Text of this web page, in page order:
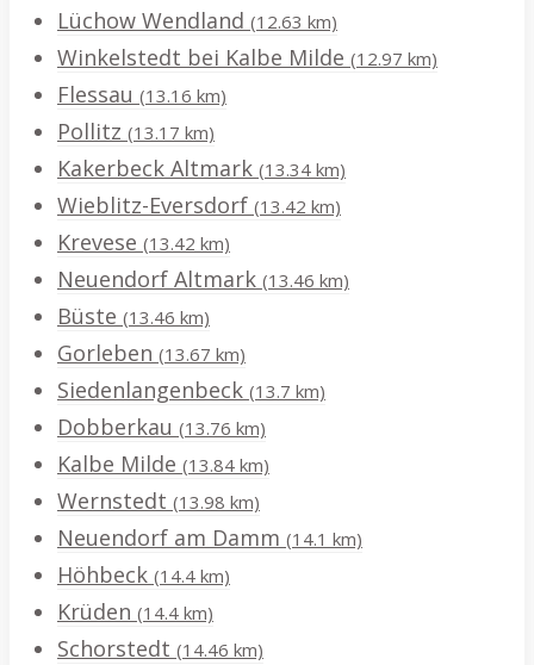
Lüchow Wendland (12.63 km)
Winkelstedt bei Kalbe Milde (12.97 km)
Flessau (13.16 km)
Pollitz (13.17 km)
Kakerbeck Altmark (13.34 km)
Wieblitz-Eversdorf (13.42 km)
Krevese (13.42 km)
Neuendorf Altmark (13.46 km)
Büste (13.46 km)
Gorleben (13.67 km)
Siedenlangenbeck (13.7 km)
Dobberkau (13.76 km)
Kalbe Milde (13.84 km)
Wernstedt (13.98 km)
Neuendorf am Damm (14.1 km)
Höhbeck (14.4 km)
Krüden (14.4 km)
Schorstedt (14.46 km)